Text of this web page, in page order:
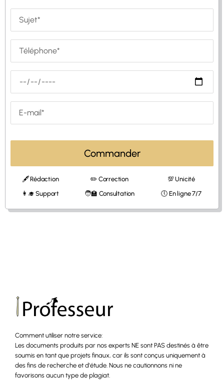
Commander
🖋 Rédaction ✏️ Correction
💯 Unicité
👩‍🎓 Support
🧑‍🏫 Consultation 🕔 En ligne 7/7
Comment utiliser notre service:
Les documents produits par nos experts NE sont PAS destinés à être
soumis en tant que projets finaux, car ils sont conçus uniquement à
des fins de recherche et d'étude. Nous ne cautionnons ni ne
favorisons aucun type de plagiat.